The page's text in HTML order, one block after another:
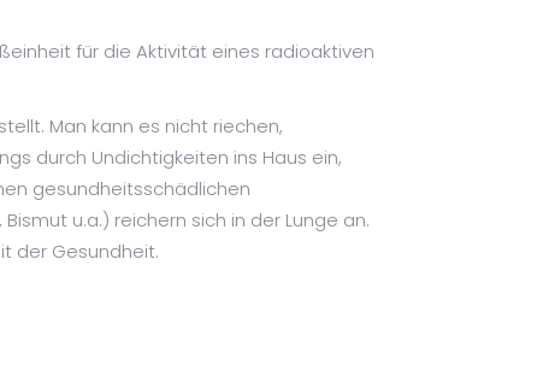
für die Aktivität eines radioaktiven
Man kann es nicht riechen,
durch Undichtigkeiten ins Haus ein,
gesundheitsschädlichen
u.a.) reichern sich in der Lunge an.
der Gesundheit.